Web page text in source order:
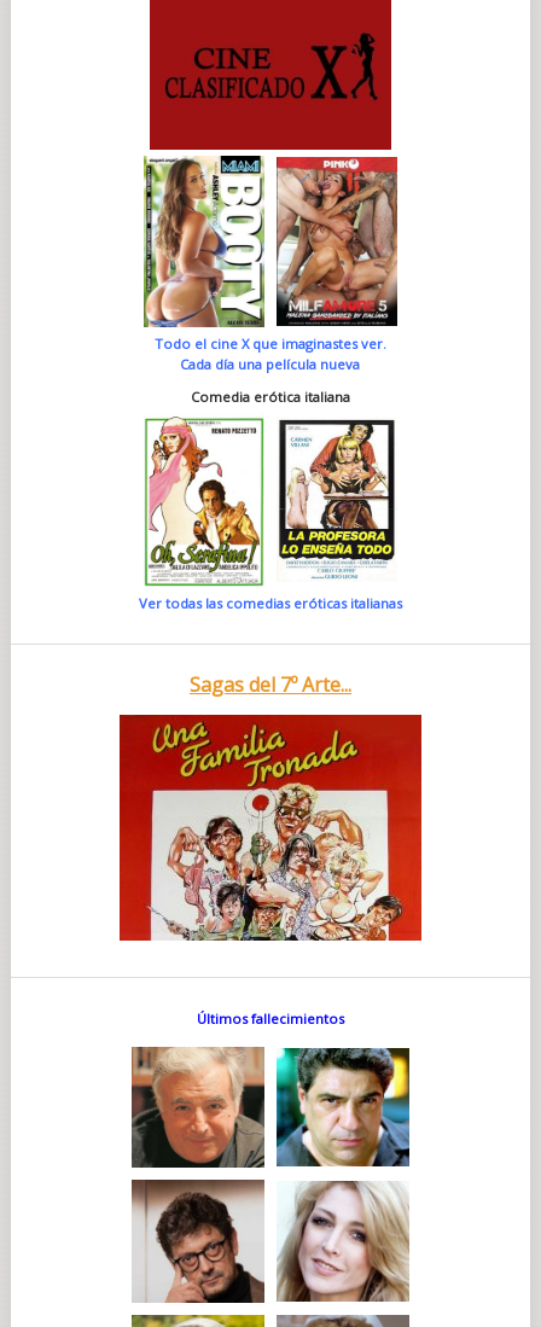
Todo el cine X que imaginastes ver.
Cada día una película nueva
Comedia erótica italiana
Ver todas las comedias eróticas italianas
Sagas del 7º Arte...
Últimos fallecimientos